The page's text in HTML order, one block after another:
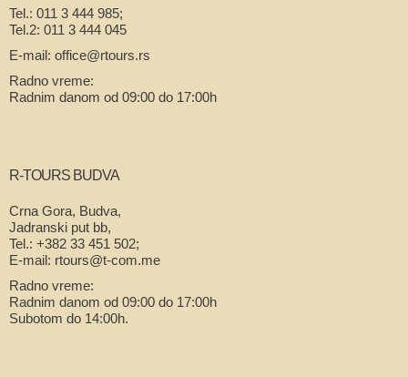
Tel.: 011 3 444 985;
Tel.2: 011 3 444 045
E-mail: office@rtours.rs
Radno vreme:
Radnim danom od 09:00 do 17:00h
R-TOURS BUDVA
Crna Gora, Budva,
Jadranski put bb,
Tel.: +382 33 451 502;
E-mail: rtours@t-com.me
Radno vreme:
Radnim danom od 09:00 do 17:00h
Subotom do 14:00h.